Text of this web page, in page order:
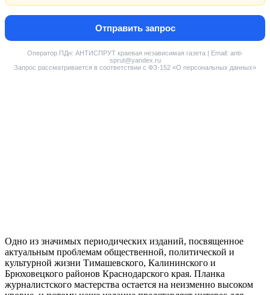
Отправить запрос
Оператор ПДн: АНТИСПРУТ краевая независимая газета | Email: anti-
sprut@yandex.ru
Запрос рассматривается в соответствии с ФЗ-152 «О персональных данных»
Одно из значимых периодических изданий, посвященное
актуальным проблемам общественной, политической и
культурной жизни Тимашевского, Калининского и
Брюховецкого районов Краснодарского края. Планка
журналистского мастерства остается на неизменно высоком